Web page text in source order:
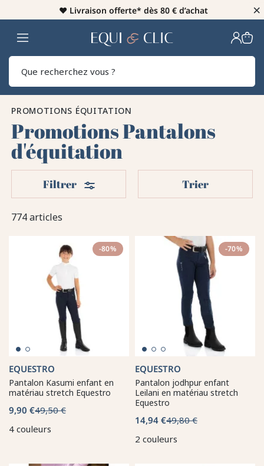
♥️ Livraison offerte* dès 80 € d’achat ×
Home
PROMOTIONS ÉQUITATION
Promotions Pantalons
d'équitation
774 articles
Filtrer Filters Trier
-80%
EQUESTRO
Pantalon Kasumi enfant en
matériau stretch Equestro
9,90 €49,50 €
4 couleurs
-70%
EQUESTRO
Pantalon jodhpur enfant
Leilani en matériau stretch
Equestro
14,94 €49,80 €
2 couleurs